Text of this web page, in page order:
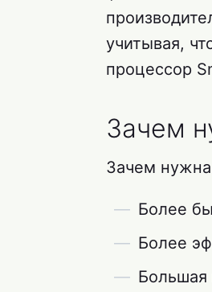
учитывая,
процессор
Зачем
Зачем нужна
Более
Более
Большая